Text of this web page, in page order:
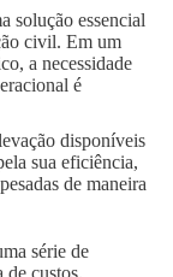
solução essencial
civil. Em um
a necessidade
é
disponíveis
sua eficiência,
de maneira
série de